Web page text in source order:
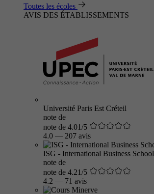
Toutes les écoles
AVIS DES ÉTABLISSEMENTS
Université Paris Est Créteil
note de
note de 4.01/5
4.0 — 207 avis
ISG - International Business School
note de
note de 4.21/5
4.2 — 71 avis